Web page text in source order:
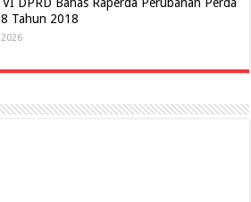
Tahun 2018